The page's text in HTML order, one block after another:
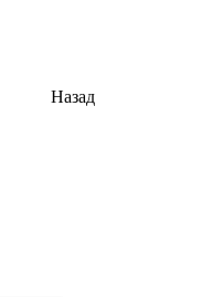
Назад